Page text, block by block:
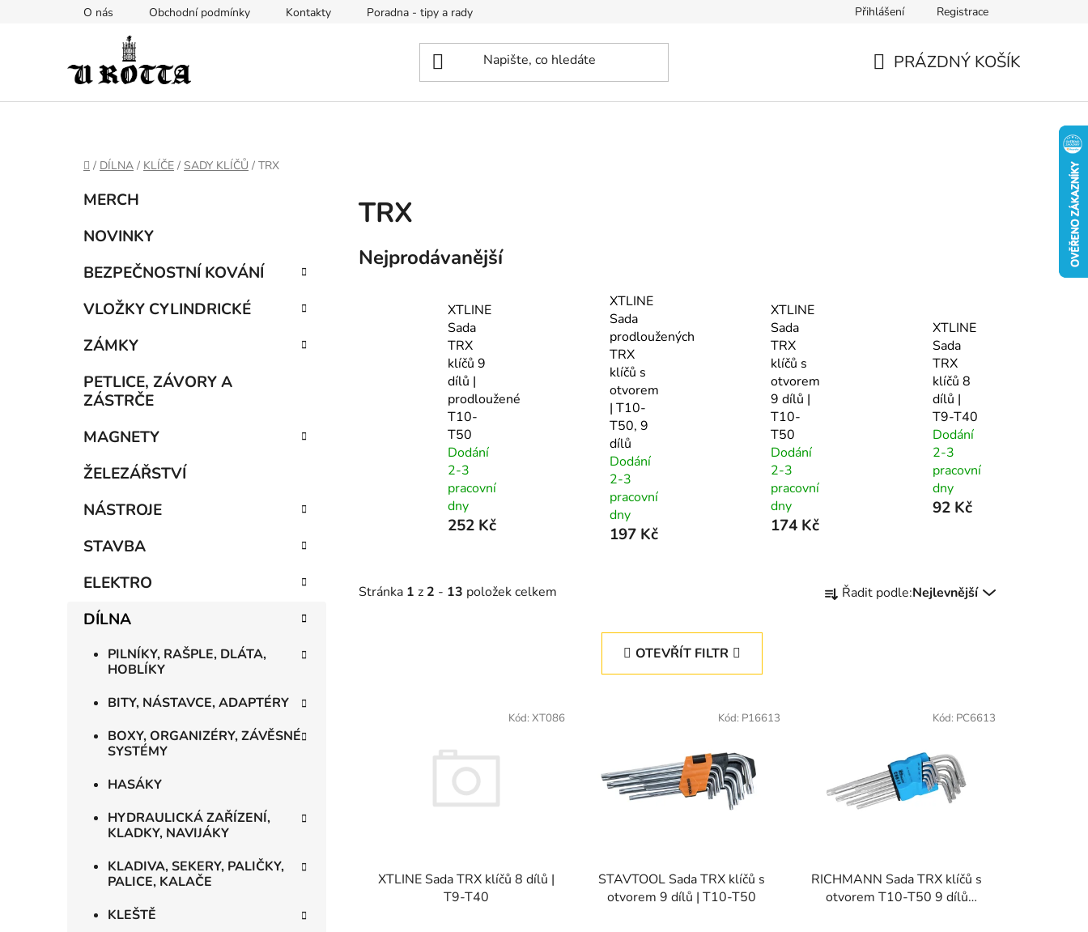
O nás Obchodní podmínky Kontakty Poradna - tipy a rady Přihlášení Registrace
PRÁZDNÝ KOŠÍK
DOMŮ
/ DÍLNA / KLÍČE / SADY KLÍČŮ / TRX
Přeskočit
kategorie
MERCH
NOVINKY
BEZPEČNOSTNÍ KOVÁNÍ
VLOŽKY CYLINDRICKÉ
ZÁMKY
PETLICE, ZÁVORY A
ZÁSTRČE
MAGNETY
ŽELEZÁŘSTVÍ
NÁSTROJE
STAVBA
ELEKTRO
DÍLNA
PILNÍKY, RAŠPLE, DLÁTA,
HOBLÍKY
BITY, NÁSTAVCE, ADAPTÉRY
BOXY, ORGANIZÉRY, ZÁVĚSNÉ
SYSTÉMY
HASÁKY
HYDRAULICKÁ ZAŘÍZENÍ,
KLADKY, NAVIJÁKY
KLADIVA, SEKERY, PALIČKY,
PALICE, KALAČE
KLEŠTĚ
TRX
Nejprodávanější
XTLINE
Sada
TRX
klíčů 9
dílů |
prodloužené
T10-
T50
Dodání
2-3
pracovní
dny
252 Kč
XTLINE
Sada
prodloužených
TRX
klíčů s
otvorem
| T10-
T50, 9
dílů
Dodání
2-3
pracovní
dny
197 Kč
XTLINE
Sada
TRX
klíčů s
otvorem
9 dílů |
T10-
T50
Dodání
2-3
pracovní
dny
174 Kč
XTLINE
Sada
TRX
klíčů 8
dílů |
T9-T40
Dodání
2-3
pracovní
dny
92 Kč
Stránka 1 z 2 - 13 položek celkem
a
u
Řadit podle:Nejlevnější
OTEVŘÍT FILTR
XTLINE Sada TRX klíčů 8 dílů |
T9-T40
Kód: XT086
STAVTOOL Sada TRX klíčů s
otvorem 9 dílů | T10-T50
Kód: P16613
RICHMANN Sada TRX klíčů s
otvorem T10-T50 9 dílů
Kód: PC6613